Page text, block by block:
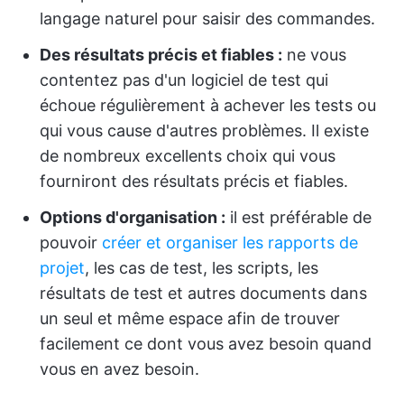
langage naturel pour saisir des commandes.
Des résultats précis et fiables : ne vous
contentez pas d'un logiciel de test qui
échoue régulièrement à achever les tests ou
qui vous cause d'autres problèmes. Il existe
de nombreux excellents choix qui vous
fourniront des résultats précis et fiables.
Options d'organisation : il est préférable de
pouvoir créer et organiser les rapports de
projet, les cas de test, les scripts, les
résultats de test et autres documents dans
un seul et même espace afin de trouver
facilement ce dont vous avez besoin quand
vous en avez besoin.